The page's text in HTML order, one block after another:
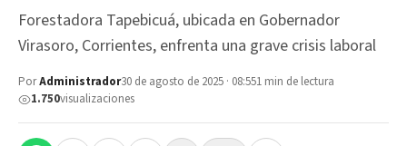
Forestadora Tapebicuá, ubicada en Gobernador
Virasoro, Corrientes, enfrenta una grave crisis laboral
PorAdministrador30 de agosto de 2025 · 08:551 min de lectura
1.750visualizaciones